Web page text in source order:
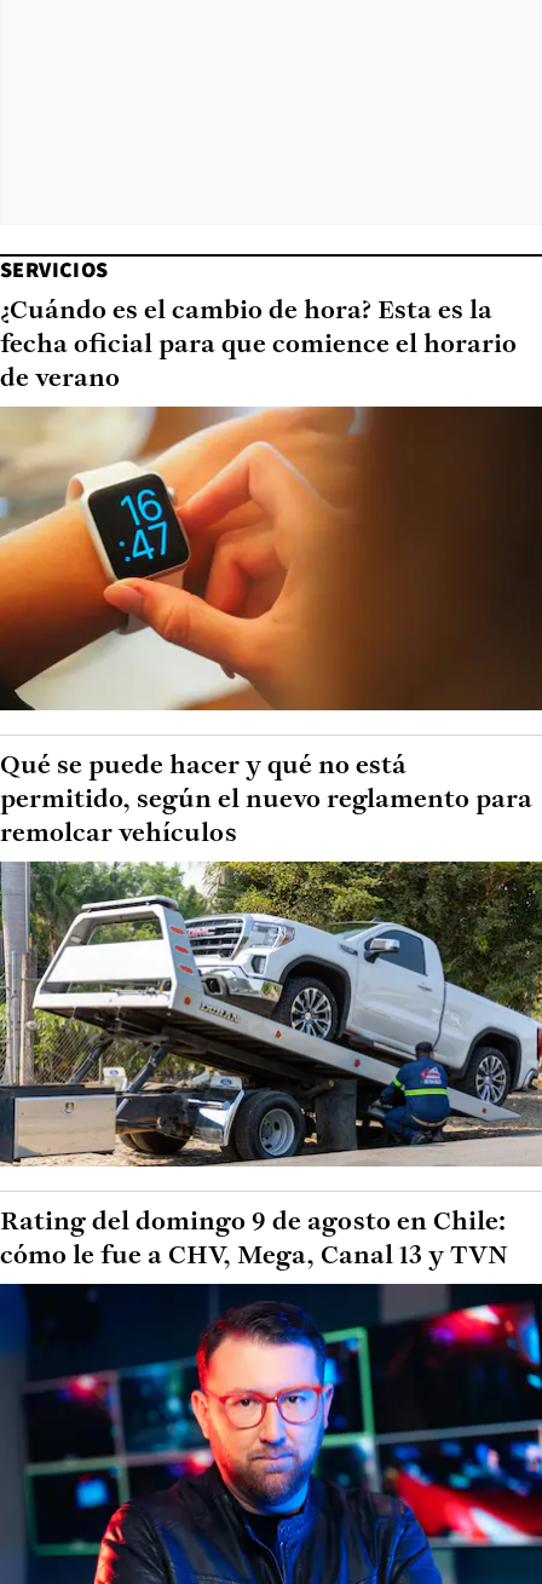
SERVICIOS
¿Cuándo es el cambio de hora? Esta es la
fecha oficial para que comience el horario
de verano
Qué se puede hacer y qué no está
permitido, según el nuevo reglamento para
remolcar vehículos
Rating del domingo 9 de agosto en Chile:
cómo le fue a CHV, Mega, Canal 13 y TVN